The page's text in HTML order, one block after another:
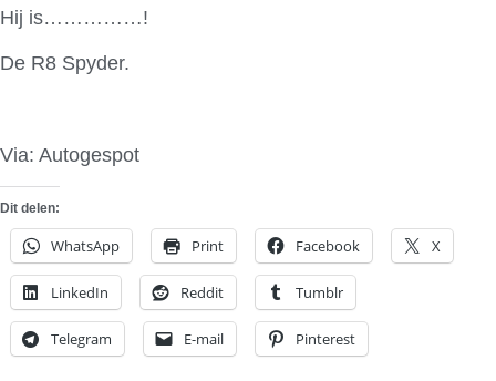
Hij is……………!
De R8 Spyder.
Via: Autogespot
Dit delen:
WhatsApp Print Facebook X
LinkedIn Reddit Tumblr
Telegram E-mail Pinterest